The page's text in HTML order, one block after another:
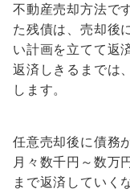
不動産売却方法で
た残債は、売却後
い計画を立てて返
返済しきるまでは
します。
任意売却後に債務
月々数千円～数万
まで返済していく